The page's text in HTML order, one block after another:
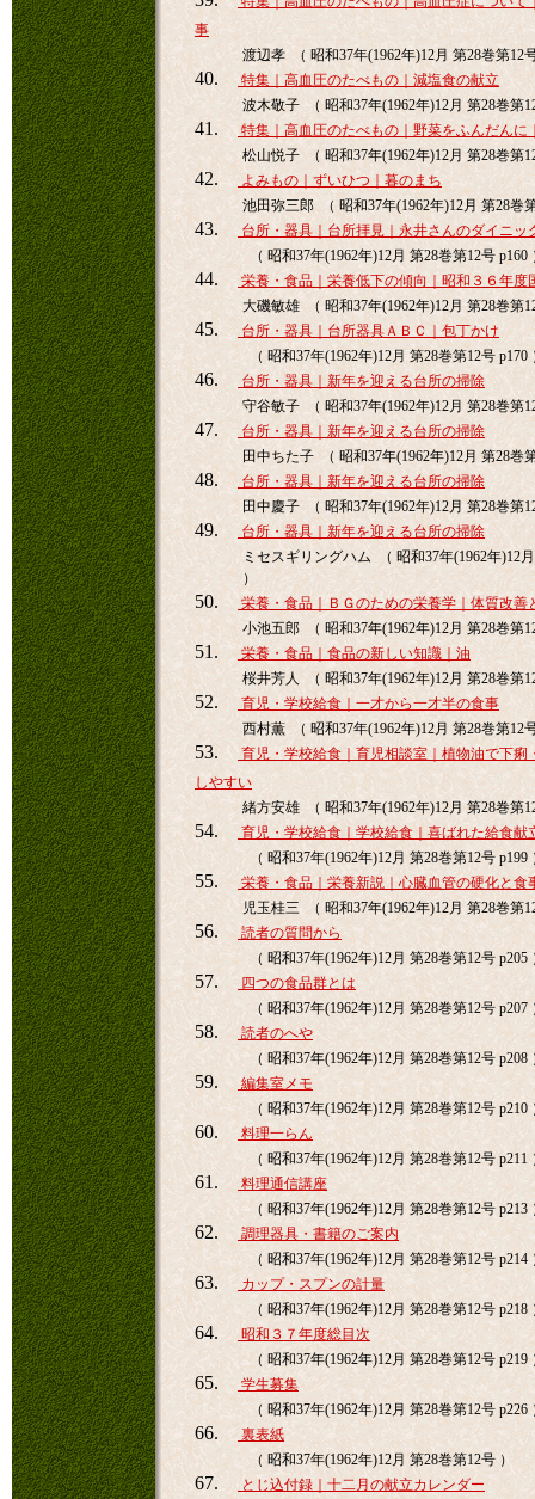
事
渡辺孝 （ 昭和37年(1962年)12月 第28巻第12
40.
特集｜高血圧のたべもの｜減塩食の献立
波木敬子 （ 昭和37年(1962年)12月 第28巻第
41.
特集｜高血圧のたべもの｜野菜をふんだんに
松山悦子 （ 昭和37年(1962年)12月 第28巻第
42.
よみもの｜ずいひつ｜暮のまち
池田弥三郎 （ 昭和37年(1962年)12月 第28巻
43.
台所・器具｜台所拝見｜永井さんのダイニッ
（ 昭和37年(1962年)12月 第28巻第12号 p160
44.
栄養・食品｜栄養低下の傾向｜昭和３６年度
大磯敏雄 （ 昭和37年(1962年)12月 第28巻第
45.
台所・器具｜台所器具ＡＢＣ｜包丁かけ
（ 昭和37年(1962年)12月 第28巻第12号 p170
46.
台所・器具｜新年を迎える台所の掃除
守谷敏子 （ 昭和37年(1962年)12月 第28巻第
47.
台所・器具｜新年を迎える台所の掃除
田中ちた子 （ 昭和37年(1962年)12月 第28巻
48.
台所・器具｜新年を迎える台所の掃除
田中慶子 （ 昭和37年(1962年)12月 第28巻第
49.
台所・器具｜新年を迎える台所の掃除
ミセスギリングハム （ 昭和37年(1962年)12
）
50.
栄養・食品｜ＢＧのための栄養学｜体質改善
小池五郎 （ 昭和37年(1962年)12月 第28巻第
51.
栄養・食品｜食品の新しい知識｜油
桜井芳人 （ 昭和37年(1962年)12月 第28巻第
52.
育児・学校給食｜一才から一才半の食事
西村薫 （ 昭和37年(1962年)12月 第28巻第12
53.
育児・学校給食｜育児相談室｜植物油で下痢
しやすい
緒方安雄 （ 昭和37年(1962年)12月 第28巻第
54.
育児・学校給食｜学校給食｜喜ばれた給食献
（ 昭和37年(1962年)12月 第28巻第12号 p199
55.
栄養・食品｜栄養新説｜心臓血管の硬化と食
児玉桂三 （ 昭和37年(1962年)12月 第28巻第
56.
読者の質問から
（ 昭和37年(1962年)12月 第28巻第12号 p205
57.
四つの食品群とは
（ 昭和37年(1962年)12月 第28巻第12号 p207
58.
読者のへや
（ 昭和37年(1962年)12月 第28巻第12号 p208
59.
編集室メモ
（ 昭和37年(1962年)12月 第28巻第12号 p210
60.
料理一らん
（ 昭和37年(1962年)12月 第28巻第12号 p211
61.
料理通信講座
（ 昭和37年(1962年)12月 第28巻第12号 p213
62.
調理器具・書籍のご案内
（ 昭和37年(1962年)12月 第28巻第12号 p214
63.
カップ・スプンの計量
（ 昭和37年(1962年)12月 第28巻第12号 p218
64.
昭和３７年度総目次
（ 昭和37年(1962年)12月 第28巻第12号 p219
65.
学生募集
（ 昭和37年(1962年)12月 第28巻第12号 p226
66.
裏表紙
（ 昭和37年(1962年)12月 第28巻第12号 ）
67. とじ込付録｜十二月の献立カレンダー